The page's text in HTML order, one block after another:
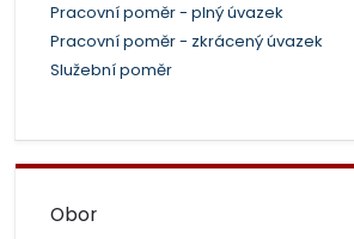
Pracovní poměr - plný úvazek
Pracovní poměr - zkrácený úvazek
Služební poměr
Obor